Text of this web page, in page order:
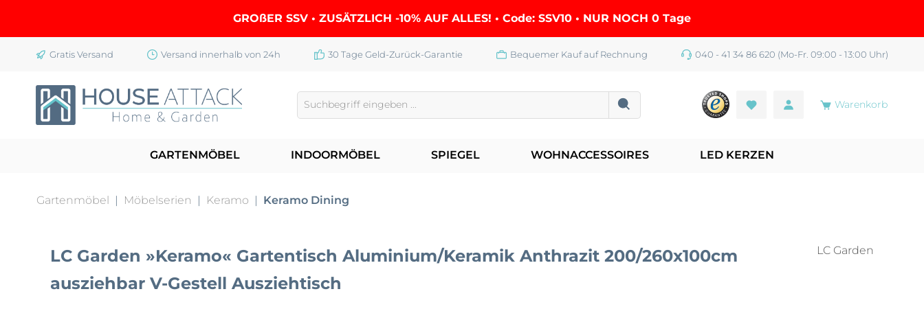
Zur Hauptnavigation springenGROßER SSV • ZUSÄTZLICH -10% AUF ALLES! • Code: SSV10 • NUR NOCH 0 Tage
Gratis Versand Versand innerhalb von 24h 30 Tage Geld-Zurück-Garantie Bequemer Kauf auf Rechnung 040 - 41 34 86 620 (Mo-Fr. 09:00 - 13:00 Uhr)
Warenkorb
GARTENMÖBEL INDOORMÖBEL SPIEGEL WOHNACCESSOIRES LED KERZEN
Gartenmöbel | Möbelserien | Keramo | Keramo Dining
LC Garden »Keramo« Gartentisch Aluminium/Keramik Anthrazit 200/260x100cm
ausziehbar V-Gestell Ausziehtisch
LC Garden